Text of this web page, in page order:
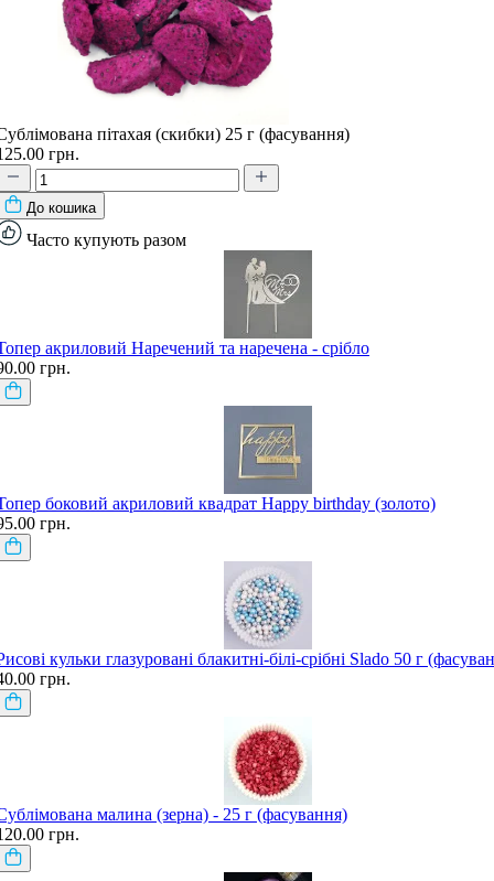
пітахая (скибки) 25 г (фасування)
грн.
До кошика
Часто купують разом
акриловий Наречений та наречена - срібло
грн.
боковий акриловий квадрат Happy birthday (золото)
грн.
кульки глазуровані блакитні-білі-срібні Slado 50 г
грн.
малина (зерна) - 25 г (фасування)
грн.